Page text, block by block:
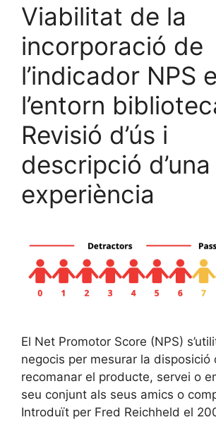
Viabilitat de la
incorporació de
l’indicador NPS
l’entorn
Revisió d’ús i
descripció d’una
experiència
El Net Promotor Score (NPS)
negocis per mesurar la disposició
recomanar el producte, servei o
seu conjunt als seus amics o
Introduït per Fred Reichheld el